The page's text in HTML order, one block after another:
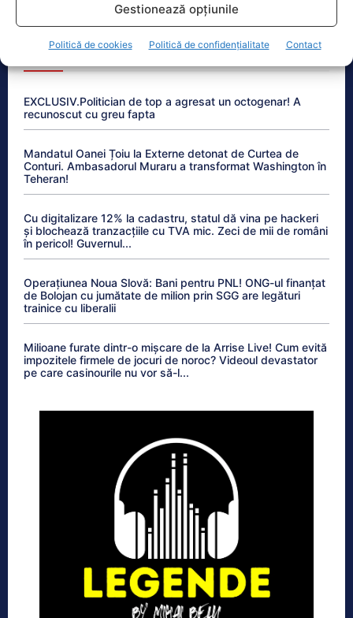
Gestionează opțiunile
Politică de cookies Politică de confidențialitate Contact
EXCLUSIV.Politician de top a agresat un octogenar! A
recunoscut cu greu fapta
Mandatul Oanei Țoiu la Externe detonat de Curtea de
Conturi. Ambasadorul Muraru a transformat Washington în
Teheran!
Cu digitalizare 12% la cadastru, statul dă vina pe hackeri
și blochează tranzacțiile cu TVA mic. Zeci de mii de români
în pericol! Guvernul...
Operațiunea Noua Slovă: Bani pentru PNL! ONG-ul finanțat
de Bolojan cu jumătate de milion prin SGG are legături
trainice cu liberalii
Milioane furate dintr-o mișcare de la Arrise Live! Cum evită
impozitele firmele de jocuri de noroc? Videoul devastator
pe care casinourile nu vor să-l...